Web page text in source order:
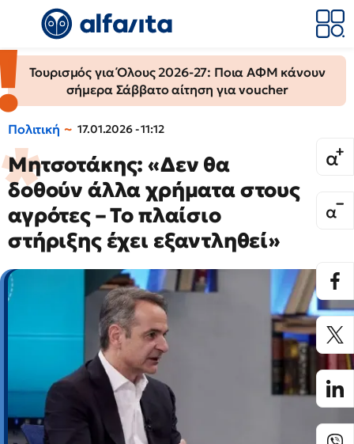
Τουρισμός για Όλους 2026-27: Ποια ΑΦΜ κάνουν
σήμερα Σάββατο αίτηση για voucher
Πολιτική 17.01.2026 - 11:12
Μητσοτάκης: «Δεν θα
δοθούν άλλα χρήματα στους
αγρότες – Το πλαίσιο
στήριξης έχει εξαντληθεί»